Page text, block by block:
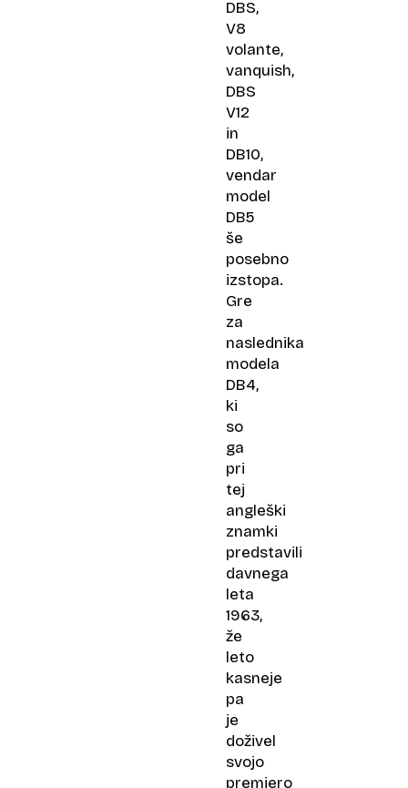
DBS,
V8
volante,
vanquish,
DBS
V12
in
DB10,
vendar
model
DB5
še
posebno
izstopa.
Gre
za
naslednika
modela
DB4,
ki
so
ga
pri
tej
angleški
znamki
predstavili
davnega
leta
1963,
že
leto
kasneje
pa
je
doživel
svojo
premiero